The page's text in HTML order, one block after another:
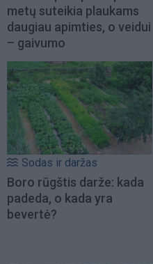
metų suteikia plaukams
daugiau apimties, o veidui
– gaivumo
Sodas ir daržas
Boro rūgštis darže: kada
padeda, o kada yra
bevertė?